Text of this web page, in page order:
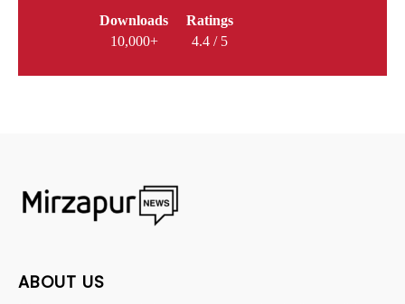
Downloads
10,000+
Ratings
4.4 / 5
ABOUT US